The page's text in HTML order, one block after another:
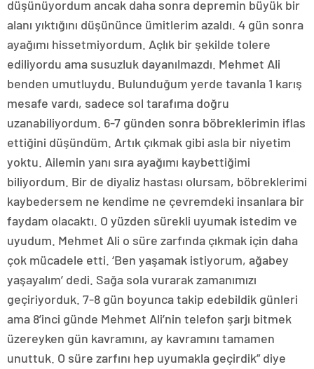
düşünüyordum ancak daha sonra depremin büyük bir
alanı yıktığını düşününce ümitlerim azaldı. 4 gün sonra
ayağımı hissetmiyordum. Açlık bir şekilde tolere
ediliyordu ama susuzluk dayanılmazdı. Mehmet Ali
benden umutluydu. Bulunduğum yerde tavanla 1 karış
mesafe vardı, sadece sol tarafıma doğru
uzanabiliyordum. 6-7 günden sonra böbreklerimin iflas
ettiğini düşündüm. Artık çıkmak gibi asla bir niyetim
yoktu. Ailemin yanı sıra ayağımı kaybettiğimi
biliyordum. Bir de diyaliz hastası olursam, böbreklerimi
kaybedersem ne kendime ne çevremdeki insanlara bir
faydam olacaktı. O yüzden sürekli uyumak istedim ve
uyudum. Mehmet Ali o süre zarfında çıkmak için daha
çok mücadele etti. ‘Ben yaşamak istiyorum, ağabey
yaşayalım’ dedi. Sağa sola vurarak zamanımızı
geçiriyorduk. 7-8 gün boyunca takip edebildik günleri
ama 8’inci günde Mehmet Ali’nin telefon şarjı bitmek
üzereyken gün kavramını, ay kavramını tamamen
unuttuk. O süre zarfını hep uyumakla geçirdik” diye